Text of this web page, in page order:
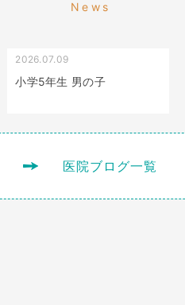
News
2026.07.09
小学5年生 男の子
医院ブログ一覧